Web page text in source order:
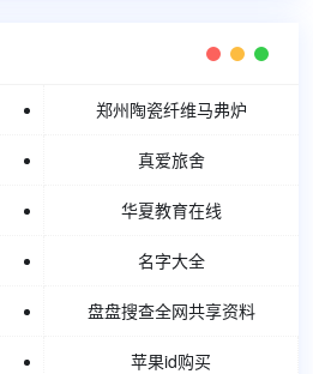
郑州陶瓷纤维马弗炉
真爱旅舍
华夏教育在线
名字大全
盘盘搜查全网共享资料
苹果id购买